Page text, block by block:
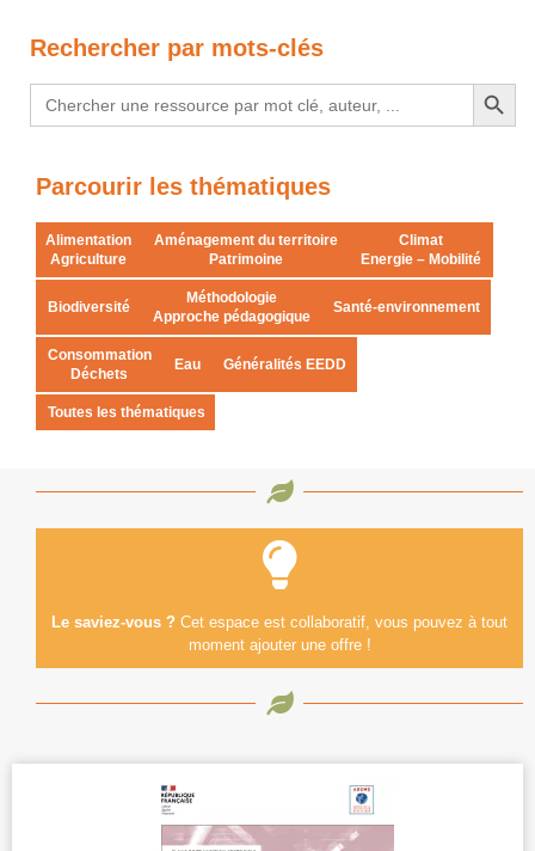
Rechercher par mots-clés
Search
for:
Search Button
Parcourir les thématiques
Alimentation
Agriculture
Aménagement du territoire
Patrimoine
Climat
Energie – Mobilité
Biodiversité
Méthodologie
Approche pédagogique
Santé-environnement
Consommation
Déchets
Eau Généralités EEDD
Toutes les thématiques
Le saviez-vous ? Cet espace est collaboratif, vous pouvez à tout
moment ajouter une offre !